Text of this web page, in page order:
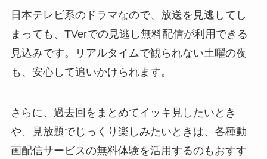
日本テレビ系のドラマなので、放送を見逃してし
まっても、TVerでの見逃し無料配信が利用できる
見込みです。リアルタイムで観られない土曜の夜
も、安心して追いかけられます。
さらに、過去回をまとめてイッキ見したいとき
や、見放題でじっくり楽しみたいときは、各種動
画配信サービスの無料体験を活用するのもおすす